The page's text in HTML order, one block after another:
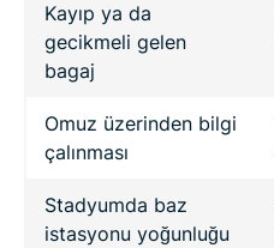
Kayıp ya da
gecikmeli gelen
bagaj
Omuz üzerinden bilgi
çalınması
Stadyumda baz
istasyonu yoğunluğu